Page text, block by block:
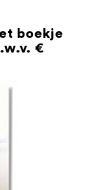
boekje
€